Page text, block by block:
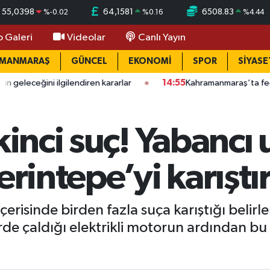
55,0398 %-0.02 64,1581 %0.16 6508.83 %4.44
Galeri Videolar Canlı Yayın
GÜNCEL EKONOMİ SPOR
kararlar 14:55Kahramanmaraş’ta feci iş kazası:
suç!
birden fazla suça karıştığı
çaldığı elektrikli motorun ardından bu